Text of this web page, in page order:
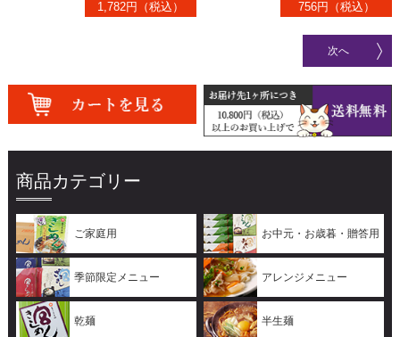
1,782円（税込） 756円（税込）
次へ
商品カテゴリー
ご家庭用 お中元・お歳暮・贈答用
季節限定メニュー アレンジメニュー
乾麺 半生麺